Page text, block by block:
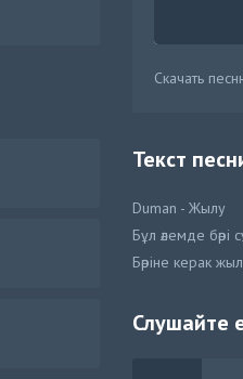
Скачать
Текст
Duman - Жылу
Бұл әлемде
Бәріне керак
Слушайте